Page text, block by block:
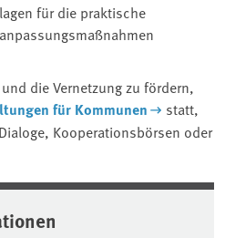
für die praktische
die Vernetzung zu fördern,
für Kommunen
statt,
Kooperationsbörsen oder